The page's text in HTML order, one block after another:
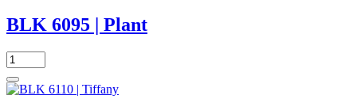
BLK 6095 | Plant